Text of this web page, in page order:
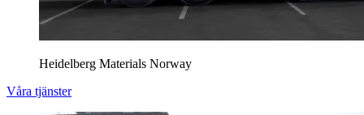
Heidelberg Materials Norway
Våra tjänster